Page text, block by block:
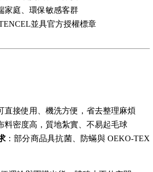
家庭、環保敏感客群
並具官方授權標章
直接使用、機洗方便，省去整理麻煩
料密度高，質地紮實、不易起毛球
：部分商品具抗菌、防蟎與 OEKO-TEX